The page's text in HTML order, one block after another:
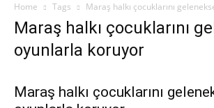
Home Tags Maraş halkı çocuklarını
Maraş halkı çocuklarını
oyunlarla koruyor
Maraş halkı çocuklarını